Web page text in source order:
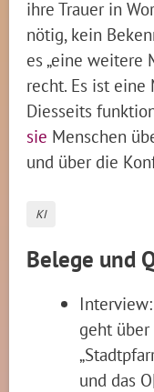
ihre Trauer in
nötig, kein
es „eine weitere
recht. Es ist
Diesseits
sie Menschen
und über die
KI
Belege und
geht über
und das